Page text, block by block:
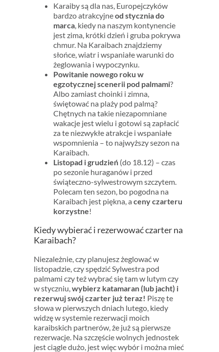
Karaiby są dla nas, Europejczyków
bardzo atrakcyjneod stycznia do
marca, kiedy na naszym kontynencie
jest zima, krótki dzień i gruba pokrywa
chmur. Na Karaibach znajdziemy
słońce, wiatr i wspaniałe warunki do
żeglowania i wypoczynku.
Powitanie nowego roku w
egzotycznej scenerii pod palmami?
Albo zamiast choinki i zimna,
świętować na plaży pod palmą?
Chętnych na takie niezapomniane
wakacje jest wielu i gotowi są zapłacić
za te niezwykłe atrakcje i wspaniałe
wspomnienia – to najwyższy sezon na
Karaibach.
Listopad i grudzień(do 18.12) – czas
po sezonie huraganów i przed
świąteczno-sylwestrowym szczytem.
Polecam ten sezon, bo pogodna na
Karaibach jest piękna, a ceny czarteru
korzystne!
Kiedy wybierać i rezerwować czarter na
Karaibach?
Niezależnie, czy planujesz żeglować w
listopadzie, czy spędzić Sylwestra pod
palmami czy też wybrać się tam w lutym czy
w styczniu,wybierz katamaran (lub jacht) i
rezerwuj swój czarter już teraz! Piszę te
słowa w pierwszych dniach lutego, kiedy
widzę w systemie rezerwacji moich
karaibskich partnerów, że już są pierwsze
rezerwacje. Na szczęście wolnych jednostek
jest ciągle dużo, jest więc wybór i można mieć